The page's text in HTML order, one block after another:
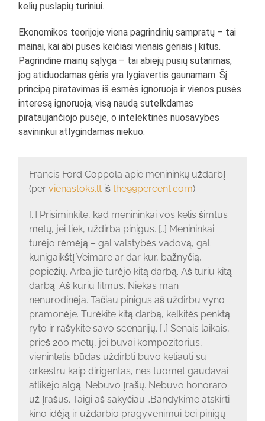
kelių puslapių turiniui.
Ekonomikos teorijoje viena pagrindinių sampratų – tai
mainai, kai abi pusės keičiasi vienais gėriais į kitus.
Pagrindinė mainų sąlyga – tai abiejų pusių sutarimas,
jog atiduodamas gėris yra lygiavertis gaunamam. Šį
principą piratavimas iš esmės ignoruoja ir vienos pusės
interesą ignoruoja, visą naudą sutelkdamas
pirataujančiojo pusėje, o intelektinės nuosavybės
savininkui atlygindamas niekuo.
Francis Ford Coppola apie menininkų uždarbį
(per vienastoks.ltiš the99percent.com)
[..] Prisiminkite, kad menininkai vos kelis šimtus
metų, jei tiek, uždirba pinigus. [..] Menininkai
turėjo rėmėją – gal valstybės vadovą, gal
kunigaikštį Veimare ar dar kur, bažnyčią,
popiežių. Arba jie turėjo kitą darbą. Aš turiu kitą
darbą. Aš kuriu filmus. Niekas man
nenurodinėja. Tačiau pinigus aš uždirbu vyno
pramonėje. Turėkite kitą darbą, kelkitės penktą
ryto ir rašykite savo scenarijų. [..] Senais laikais,
prieš 200 metų, jei buvai kompozitorius,
vienintelis būdas uždirbti buvo keliauti su
orkestru kaip dirigentas, nes tuomet gaudavai
atlikėjo algą. Nebuvo įrašų. Nebuvo honoraro
už įrašus. Taigi aš sakyčiau „Bandykime atskirti
kino idėją ir uždarbio pragyvenimui bei pinigų